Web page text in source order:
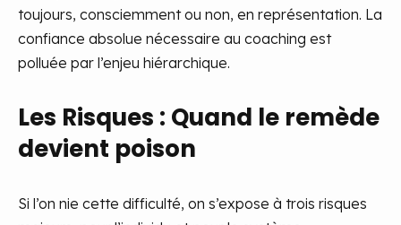
toujours, consciemment ou non, en représentation. La
confiance absolue nécessaire au coaching est
polluée par l’enjeu hiérarchique.
Les Risques : Quand le remède
devient poison
Si l’on nie cette difficulté, on s’expose à trois risques